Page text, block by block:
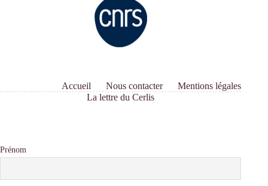
Accueil Nous contacter
Mentions légales
La lettre du Cerlis
Prénom